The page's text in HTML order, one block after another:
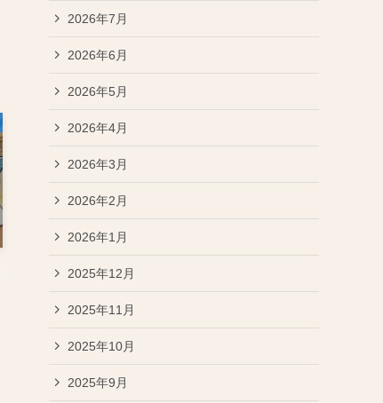
2026年7月
2026年6月
2026年5月
2026年4月
2026年3月
2026年2月
2026年1月
2025年12月
2025年11月
2025年10月
2025年9月